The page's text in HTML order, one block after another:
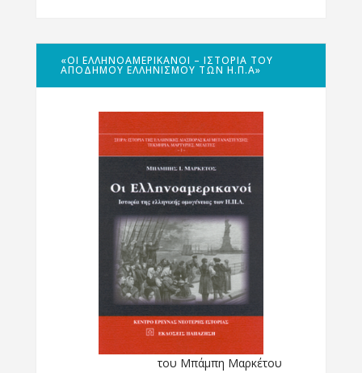
«ΟΙ ΕΛΛΗΝΟΑΜΕΡΙΚΑΝΟΊ – ΙΣΤΟΡΊΑ ΤΟΥ
ΑΠΌΔΗΜΟΥ ΕΛΛΗΝΙΣΜΟΎ ΤΩΝ Η.Π.Α»
του Μπάμπη Μαρκέτου